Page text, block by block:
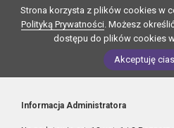
Strona korzysta z plików cookies w
Polityką Prywatności. Możesz
dostępu do plików cookies
Akceptuję
Informacja Administratora